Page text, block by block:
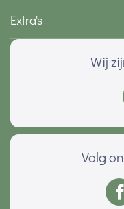
Extra's
Wij
Volg